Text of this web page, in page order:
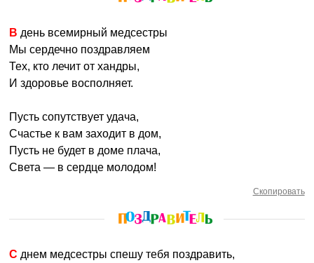
В день всемирный медсестры
Мы сердечно поздравляем
Тех, кто лечит от хандры,
И здоровье восполняет.
Пусть сопутствует удача,
Счастье к вам заходит в дом,
Пусть не будет в доме плача,
Света — в сердце молодом!
Скопировать
С днем медсестры спешу тебя поздравить,